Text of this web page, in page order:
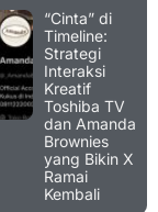
“Cinta” di
Timeline:
Strategi
Interaksi
Kreatif
Toshiba TV
dan Amanda
Brownies
yang Bikin X
Ramai
Kembali